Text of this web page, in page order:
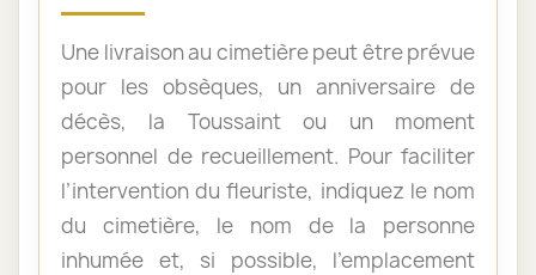
Une livraison au cimetière peut être prévue
pour les obsèques, un anniversaire de
décès, la Toussaint ou un moment
personnel de recueillement. Pour faciliter
l’intervention du fleuriste, indiquez le nom
du cimetière, le nom de la personne
inhumée et, si possible, l’emplacement